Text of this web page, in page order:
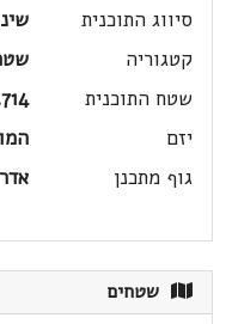
סיווג התוכנית
קטגוריה
שטח התוכנית
יזם
גוף מתכנן
שטחים